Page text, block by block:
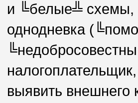
и ╚белые╩ схемы,
однодневка
выявить внешнего